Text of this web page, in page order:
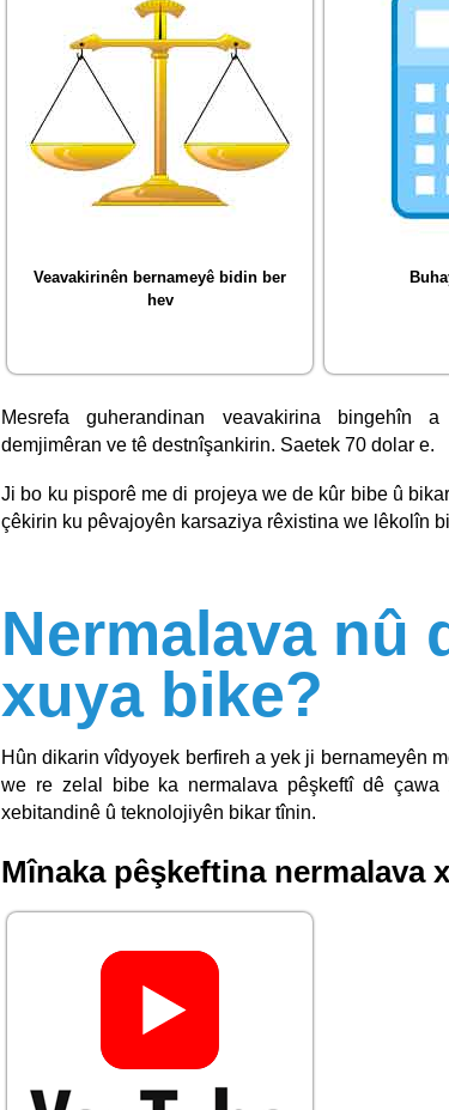
Veavakirinên bernameyê bidin ber
hev
Mesrefa guherandinan veavakirina bingehîn
demjimêran ve tê destnîşankirin. Saetek 70 dolar e.
Ji bo ku pisporê me di projeya we de kûr bibe û
çêkirin ku pêvajoyên karsaziya rêxistina we lêkolîn
Nermalava nû
xuya bike?
Hûn dikarin vîdyoyek berfireh a yek ji bernameyên
we re zelal bibe ka nermalava pêşkeftî dê çawa
xebitandinê û teknolojiyên bikar tînin.
Mînaka pêşkeftina nermalava